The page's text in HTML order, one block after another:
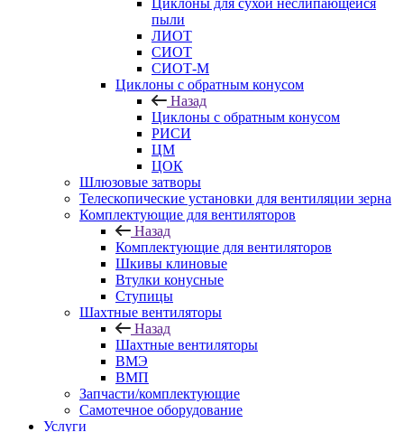
Циклоны для сухой неслипающейся
пыли
ЛИОТ
СИОТ
СИОТ-М
Циклоны с обратным конусом
Назад
Циклоны с обратным конусом
РИСИ
ЦМ
ЦОК
Шлюзовые затворы
Телескопические установки для вентиляции зерна
Комплектующие для вентиляторов
Назад
Комплектующие для вентиляторов
Шкивы клиновые
Втулки конусные
Ступицы
Шахтные вентиляторы
Назад
Шахтные вентиляторы
ВМЭ
ВМП
Запчасти/комплектующие
Самотечное оборудование
Услуги